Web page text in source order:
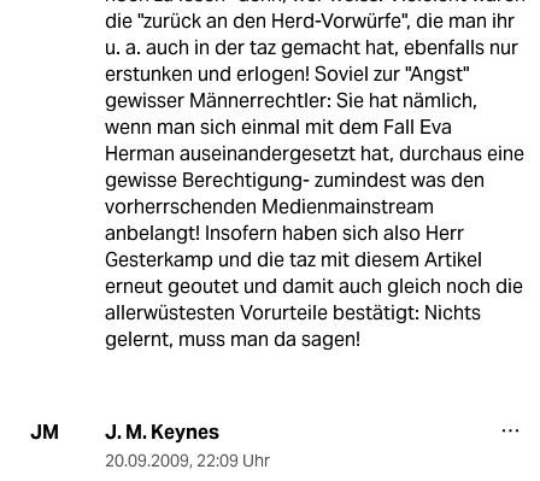
die "zurück an den Herd-Vorwürfe", die man ihr
u. a. auch in der taz gemacht hat, ebenfalls nur
erstunken und erlogen! Soviel zur "Angst"
gewisser Männerrechtler: Sie hat nämlich,
wenn man sich einmal mit dem Fall Eva
Herman auseinandergesetzt hat, durchaus eine
gewisse Berechtigung- zumindest was den
vorherrschenden Medienmainstream
anbelangt! Insofern haben sich also Herr
Gesterkamp und die taz mit diesem Artikel
erneut geoutet und damit auch gleich noch die
allerwüstesten Vorurteile bestätigt: Nichts
gelernt, muss man da sagen!
JM J. M. Keynes
20.09.2009, 22:09 Uhr